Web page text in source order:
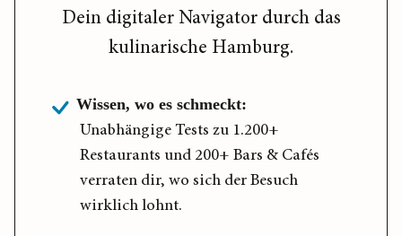
Dein digitaler Navigator durch das
kulinarische Hamburg.
Wissen, wo es schmeckt:
Unabhängige Tests zu 1.200+
Restaurants und 200+ Bars & Cafés
verraten dir, wo sich der Besuch
wirklich lohnt.